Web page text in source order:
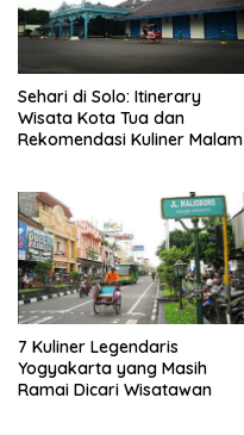
Sehari di Solo: Itinerary
Wisata Kota Tua dan
Rekomendasi Kuliner Malam
7 Kuliner Legendaris
Yogyakarta yang Masih
Ramai Dicari Wisatawan